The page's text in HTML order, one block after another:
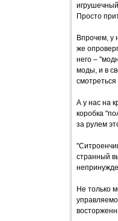
Просто
Впрочем, у
же
него –
моды, и в
А у нас на
коробка
за рулем
странный
Не только